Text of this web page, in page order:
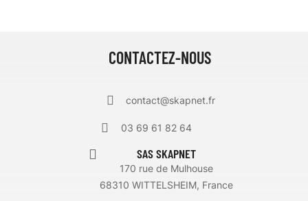
CONTACTEZ-NOUS
contact@skapnet.fr
03 69 61 82 64
SAS SKAPNET
170 rue de Mulhouse
68310 WITTELSHEIM, France